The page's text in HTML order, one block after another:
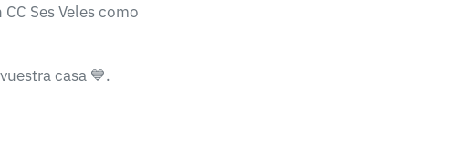
CC Ses Veles como
casa 💙.